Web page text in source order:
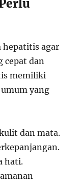
hepatitis agar
cepat dan
memiliki
umum yang
dan mata.
hati.